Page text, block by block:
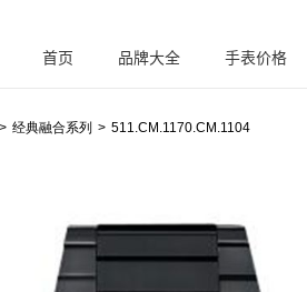
腕
首页 品牌大全 手表价格
经典融合系列 511.CM.1170.CM.1104